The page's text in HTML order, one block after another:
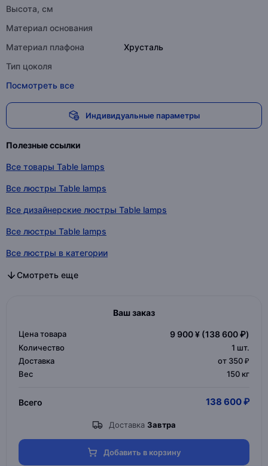
Высота, см
Материал основания
Материал плафона
Хрусталь
Тип цоколя
Посмотреть все
Индивидуальные параметры
Полезные ссылки
Все товары Table lamps
Все люстры Table lamps
Все дизайнерские люстры Table lamps
Все люстры Table lamps
Все люстры в категории
Все дизайнерские люстры в категории
Все люстры в категории
Смотреть еще
Ваш заказ
Цена товара 9 900 ¥ (138 600 ₽)
Количество 1 шт.
Доставка
от 350 ₽
Вес
150 кг
Всего 138 600 ₽
Доставка Завтра
Добавить в корзину